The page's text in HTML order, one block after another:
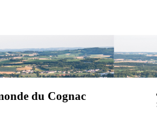
du Cognac